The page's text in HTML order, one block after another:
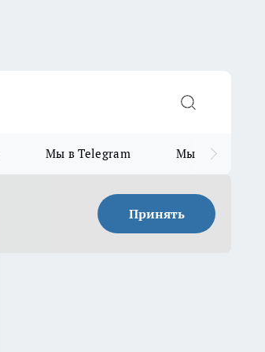
Мы в Telegram Мы в MAX
Принять